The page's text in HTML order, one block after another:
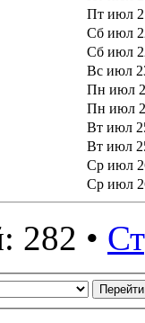
Пт июл
Сб июл
Сб июл
Вс июл
Пн июл
Пн июл
Вт июл
Вт июл
Ср июл
Ср июл
282 •